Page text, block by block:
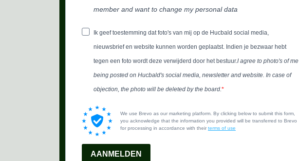
member and want to change my personal data
Ik geef toestemming dat foto's van mij op de Hucbald social media,
nieuwsbrief en website kunnen worden geplaatst. Indien je bezwaar hebt
tegen een foto wordt deze verwijderd door het bestuur.I agree to photo's of me
being posted on Hucbald's social media, newsletter and website. In case of
objection, the photo will be deleted by the board.
We use Brevo as our marketing platform. By clicking below to submit this form,
you acknowledge that the information you provided will be transferred to Brevo
for processing in accordance with their terms of use
AANMELDEN